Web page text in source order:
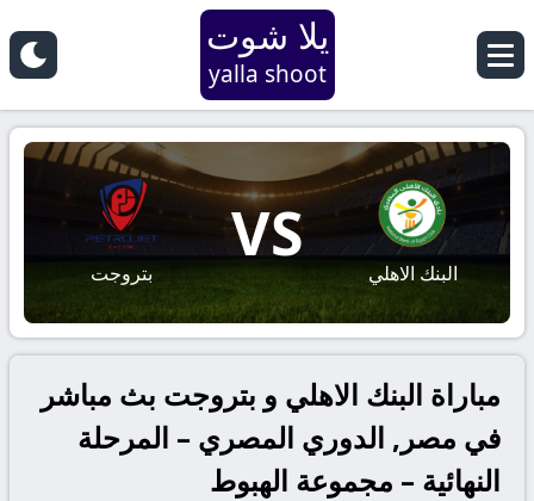
يلا شوت
yalla shoot
البنك الاهلي
VS
بتروجت
مباراة البنك الاهلي و بتروجت بث مباشر
في مصر, الدوري المصري – المرحلة
النهائية – مجموعة الهبوط